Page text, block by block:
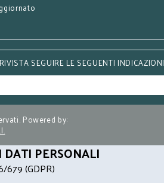
SEGUIRE LE SEGUENTI INDICAZIONI
Powered by:
PERSONALI
679 (GDPR)